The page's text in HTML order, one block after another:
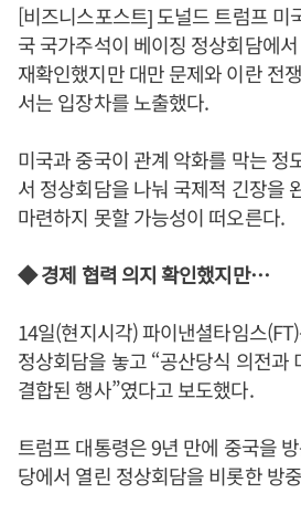
[비즈니스포스트] 도널드 트럼프 미
국 국가주석이 베이징 정상회담에
재확인했지만 대만 문제와 이란 전
서는 입장차를 노출했다.
미국과 중국이 관계 악화를 막는 정
서 정상회담을 나눠 국제적 긴장을
마련하지 못할 가능성이 떠오른다.
◆ 경제 협력 의지 확인했지만…
14일(현지시각) 파이낸셜타임스
정상회담을 놓고 “공산당식 의전과
결합된 행사”였다고 보도했다.
트럼프 대통령은 9년 만에 중국을
당에서 열린 정상회담을 비롯한 방